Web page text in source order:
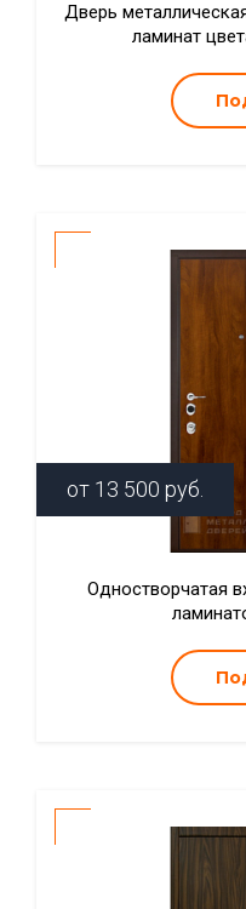
Дверь
ламинат
от 13 500 руб.
Одностворчатая